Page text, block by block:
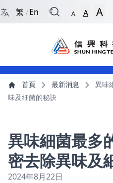
跳到捷徑選項 跳到主
繁 / En A A A
主導航選單
主內容 首頁 最新消息
異味
味及細菌的秘訣
異味細菌最多
密去除異味及
2024年8月22日